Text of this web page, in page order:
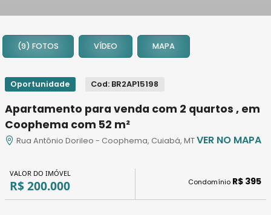
2
3
7
8
9
(9) FOTOS VÍDEO MAPA
Oportunidade Cod: BR2AP15198
Apartamento para venda com 2 quartos , em
Coophema com 52 m²
Rua Antônio Dorileo - Coophema, Cuiabá, MTVER NO MAPA
VALOR DO IMÓVEL
R$ 200.000 Condomínio R$ 395